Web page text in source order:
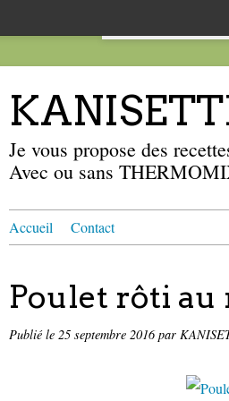
Je vous propose des
Avec ou sans
Accueil Contact
Poulet rôti
Publié le 25 septembre 2016par